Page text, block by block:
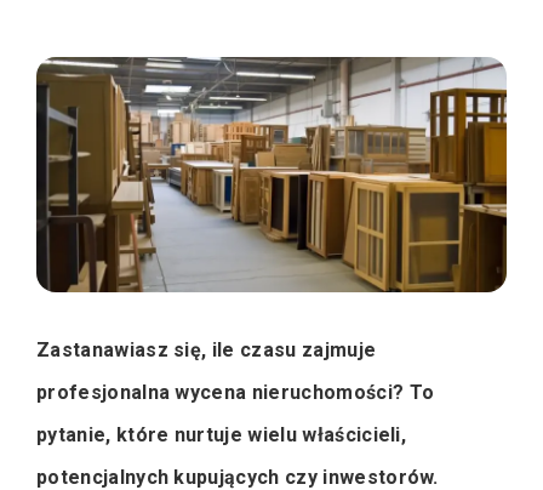
Zastanawiasz się, ile czasu zajmuje
profesjonalna wycena nieruchomości? To
pytanie, które nurtuje wielu właścicieli,
potencjalnych kupujących czy inwestorów.